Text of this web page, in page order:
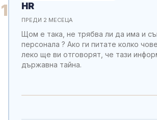
1 HR
ПРЕДИ 2 МЕСЕЦА
Щом е така, не трябва ли да има и
персонала ? Ако ги питате колко
леко ще ви отговорят, че тази
държавна тайна.